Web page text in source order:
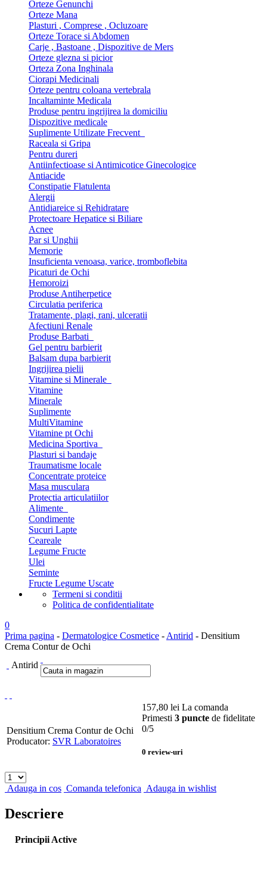
Orteze Genunchi
Orteze Mana
Plasturi , Comprese , Ocluzoare
Orteze Torace si Abdomen
Carje , Bastoane , Dispozitive de Mers
Orteze glezna si picior
Orteza Zona Inghinala
Ciorapi Medicinali
Orteze pentru coloana vertebrala
Incaltaminte Medicala
Produse pentru ingrijirea la domiciliu
Dispozitive medicale
Suplimente Utilizate Frecvent
Raceala si Gripa
Pentru dureri
Antiinfectioase si Antimicotice Ginecologice
Antiacide
Constipatie Flatulenta
Alergii
Antidiareice si Rehidratare
Protectoare Hepatice si Biliare
Acnee
Par si Unghii
Memorie
Insuficienta venoasa, varice, tromboflebita
Picaturi de Ochi
Hemoroizi
Produse Antiherpetice
Circulatia periferica
Tratamente, plagi, rani, ulceratii
Afectiuni Renale
Produse Barbati
Gel pentru barbierit
Balsam dupa barbierit
Ingrijirea pielii
Vitamine si Minerale
Vitamine
Minerale
Suplimente
MultiVitamine
Vitamine pt Ochi
Medicina Sportiva
Plasturi si bandaje
Traumatisme locale
Concentrate proteice
Masa musculara
Protectia articulatiilor
Alimente
Condimente
Sucuri Lapte
Ceareale
Legume Fructe
Ulei
Seminte
Fructe Legume Uscate
Termeni si conditii
Politica de confidentialitate
0
Prima pagina - Dermatologice Cosmetice - Antirid - Densitium
Crema Contur de Ochi
Antirid
Densitium Crema Contur de Ochi
Producator: SVR Laboratoires
157,80 lei La comanda
Primesti 3 puncte de fidelitate
0/5
0 review-uri
Adauga in cos Comanda telefonica Adauga in wishlist
Descriere
Principii Active